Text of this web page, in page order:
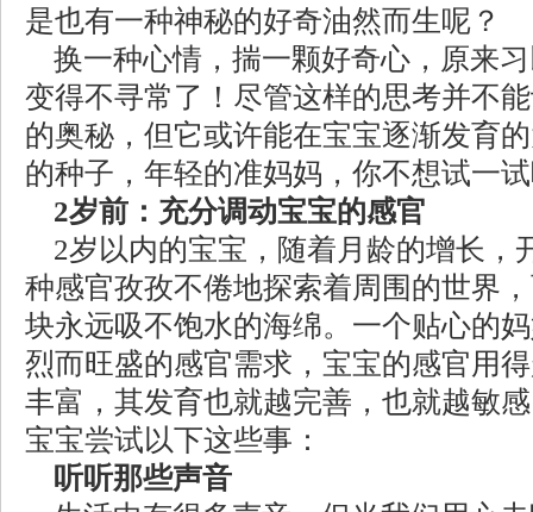
是也有一种神秘的好奇油然而生呢？
换一种心情，揣一颗好奇心，原来
变得不寻常了！尽管这样的思考并不
的奥秘，但它或许能在宝宝逐渐发育
的种子，年轻的准妈妈，你不想试一
2岁前：充分调动宝宝的感官
2岁以内的宝宝，随着月龄的增长，
种感官孜孜不倦地探索着周围的世界
块永远吸不饱水的海绵。一个贴心的
烈而旺盛的感官需求，宝宝的感官用
丰富，其发育也就越完善，也就越敏
宝宝尝试以下这些事：
听听那些声音